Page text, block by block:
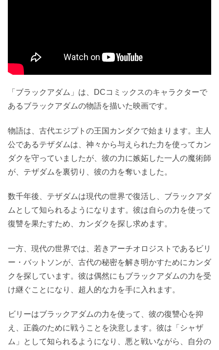
「ブラックアダム」は、DCコミックスのキャラクターで
あるブラックアダムの物語を描いた映画です。
物語は、古代エジプトの王国カンダクで始まります。主人
公であるテザダムは、神々から与えられた力を使ってカン
ダクを守っていましたが、彼の力に嫉妬した一人の魔術師
が、テザダムを裏切り、彼の力を奪いました。
数千年後、テザダムは現代の世界で復活し、ブラックアダ
ムとして知られるようになります。彼は自らの力を使って
復讐を果たすため、カンダクを探し求めます。
一方、現代の世界では、若きアーチオロジストであるビリ
ー・バットソンが、古代の秘密を解き明かすためにカンダ
クを探しています。彼は偶然にもブラックアダムの力を受
け継ぐことになり、超人的な力を手に入れます。
ビリーはブラックアダムの力を使って、彼の復讐心を抑
え、正義のために戦うことを決意します。彼は「シャザ
ム」として知られるようになり、悪と戦いながら、自分の